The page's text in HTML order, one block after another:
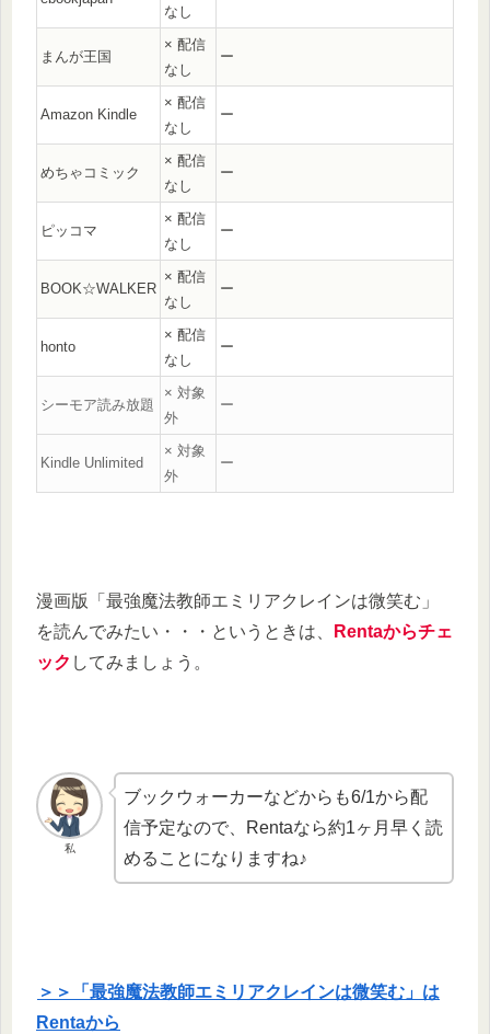
なし
まんが王国
× 配信
なし
ー
Amazon Kindle
× 配信
なし
ー
めちゃコミック
× 配信
なし
ー
ピッコマ
× 配信
なし
ー
BOOK☆WALKER
× 配信
なし
ー
honto
× 配信
なし
ー
シーモア読み放題
× 対象
外
ー
Kindle Unlimited
× 対象
外
ー
漫画版「最強魔法教師エミリアクレインは微笑む」
を読んでみたい・・・というときは、
Rentaからチェ
ック してみましょう。
私
ブックウォーカーなどからも6/1から配
信予定なので、Rentaなら約1ヶ月早く読
めることになりますね♪
＞＞「最強魔法教師エミリアクレインは微笑む」は
Rentaから